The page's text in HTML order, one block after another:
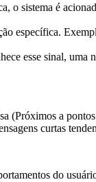
o sistema é
específica.
esse sinal,
a
curtas
do